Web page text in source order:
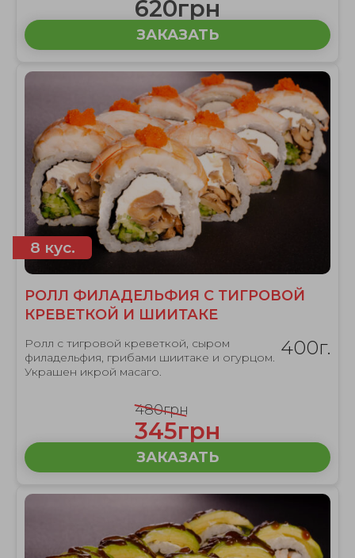
620грн
ЗАКАЗАТЬ
8 кус.
РОЛЛ ФИЛАДЕЛЬФИЯ С ТИГРОВОЙ
КРЕВЕТКОЙ И ШИИТАКЕ
Ролл с тигровой креветкой, сыром
филадельфия, грибами шиитаке и огурцом.
Украшен икрой масаго.
400г.
480грн
345грн
ЗАКАЗАТЬ